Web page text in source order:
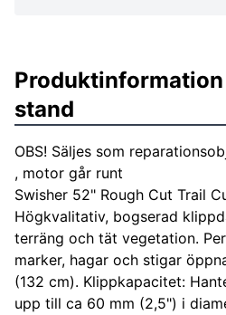
stand
OBS! Säljes som
, motor går runt
Swisher 52" Rough Cut Trail
Högkvalitativ, bogserad
terräng och tät vegetation.
marker, hagar och stigar
(132 cm). Klippkapacitet:
upp till ca 60 mm (2,5") i